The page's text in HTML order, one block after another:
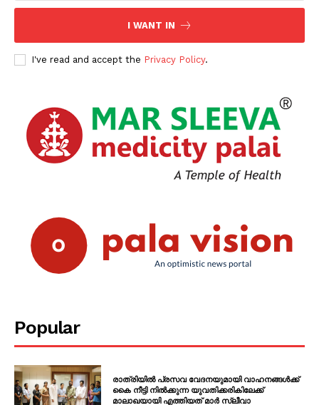
I WANT IN
I've read and accept the Privacy Policy.
Popular
രാത്രിയിൽ പ്രസവ വേദനയുമായി വാഹനങ്ങൾക്ക്
കൈ നീട്ടി നിൽക്കുന്ന യുവതിക്കരികിലേക്ക്
മാലാഖയായി എത്തിയത് മാർ സ്ലീവാ